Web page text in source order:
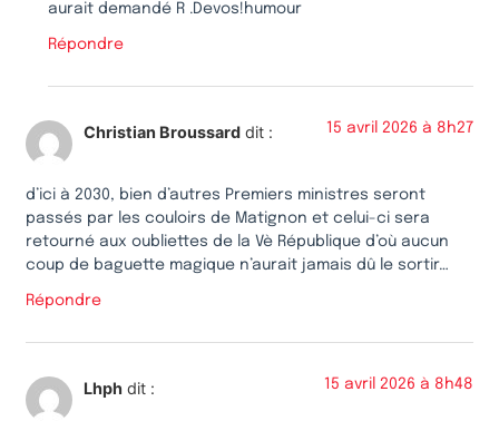
aurait demandé R .Devos!humour
Répondre
Christian Broussard dit : 15 avril 2026 à 8h27
d’ici à 2030, bien d’autres Premiers ministres seront
passés par les couloirs de Matignon et celui-ci sera
retourné aux oubliettes de la Vè République d’où aucun
coup de baguette magique n’aurait jamais dû le sortir…
Répondre
Lhph dit : 15 avril 2026 à 8h48